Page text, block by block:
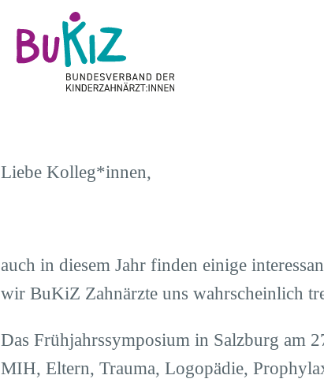
Liebe Kolleg*innen,
auch in diesem Jahr finden einige
wir BuKiZ Zahnärzte uns wahrscheinlich
Das Frühjahrssymposium in Salzburg am
MIH, Eltern, Trauma, Logopädie,